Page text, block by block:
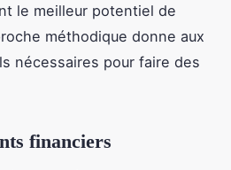
le meilleur potentiel de
méthodique donne aux
nécessaires pour faire des
financiers